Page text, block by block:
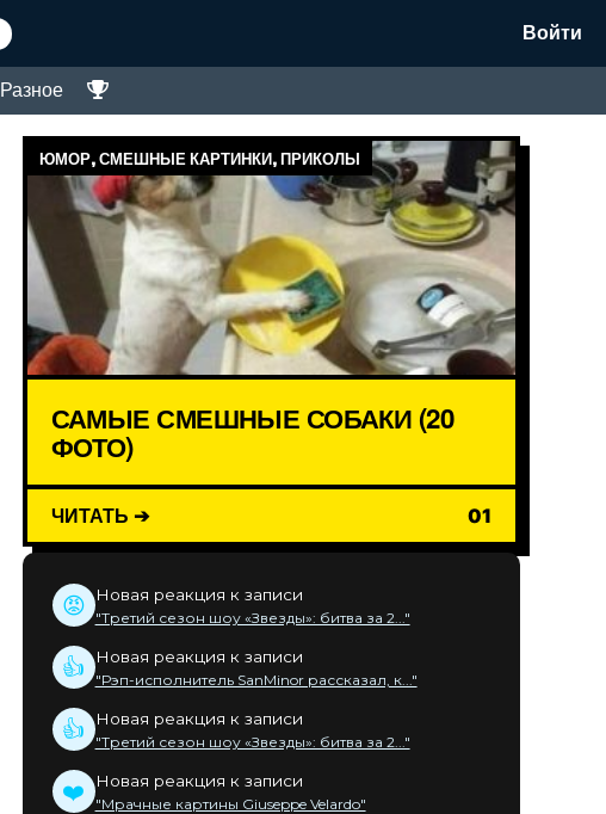
Войти
Разное
ЮМОР, СМЕШНЫЕ КАРТИНКИ, ПРИКОЛЫ
САМЫЕ СМЕШНЫЕ СОБАКИ (20
ФОТО)
ЧИТАТЬ ➔ 01
😡 Новая реакция к записи
"Третий сезон шоу «Звезды»: битва за 2..."
👍 Новая реакция к записи
"Рэп-исполнитель SanMinor рассказал, к..."
👍 Новая реакция к записи
"Третий сезон шоу «Звезды»: битва за 2..."
❤️ Новая реакция к записи
"Мрачные картины Giuseppe Velardo"